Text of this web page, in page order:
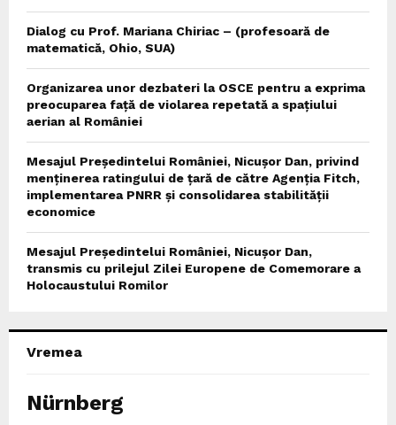
Dialog cu Prof. Mariana Chiriac – (profesoară de
matematică, Ohio, SUA)
Organizarea unor dezbateri la OSCE pentru a exprima
preocuparea față de violarea repetată a spațiului
aerian al României
Mesajul Președintelui României, Nicușor Dan, privind
menținerea ratingului de țară de către Agenția Fitch,
implementarea PNRR și consolidarea stabilității
economice
Mesajul Președintelui României, Nicușor Dan,
transmis cu prilejul Zilei Europene de Comemorare a
Holocaustului Romilor
Vremea
Nürnberg